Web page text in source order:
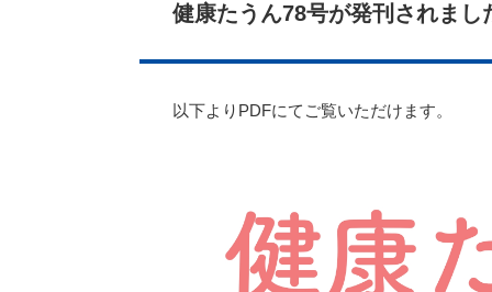
健康たうん78号が発刊されまし
以下よりPDFにてご覧いただけます。